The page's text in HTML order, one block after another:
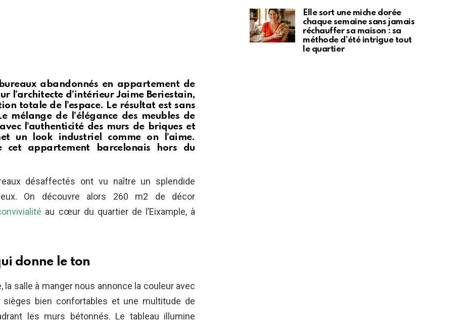
abandonnés en appartement de
l’architecte d’intérieur Jaime Beriestain,
totale de l’espace. Le résultat est sans
mélange de l’élégance des meubles de
l’authenticité des murs de briques et
un look industriel comme on l’aime.
cet appartement barcelonais hors du
désaffectés ont vu naître un splendide
On découvre alors 260 m2 de décor
au cœur du quartier de l’Eixample, à
donne le ton
la salle à manger nous annonce la couleur avec
bien confortables et une multitude de
les murs bétonnés. Le tableau illumine
Elle sort une miche dorée
chaque semaine sans jamais
réchauffer sa maison : sa
méthode d’été intrigue tout
le quartier